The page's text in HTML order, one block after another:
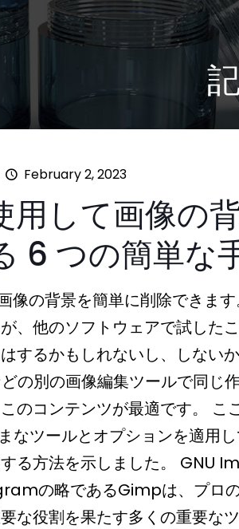
February 2, 2023
して画像の
6 つの簡単な
の背景を簡単に削除できま
、他のソフトウェアで試した
するかもしれないし、しない
の別の画像編集ツールで同じ
のコンテンツが最適です。 こ
なツールとオプションを適用し
る方法を示しました。 GNU
の略であるGimpは、プロ
な役割を果たす多くの重要な